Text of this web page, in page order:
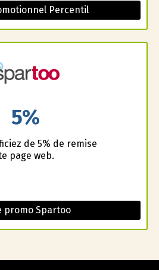
Percentil
5%
de 5% de remise
page web.
promo Spartoo